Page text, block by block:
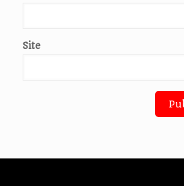
Site